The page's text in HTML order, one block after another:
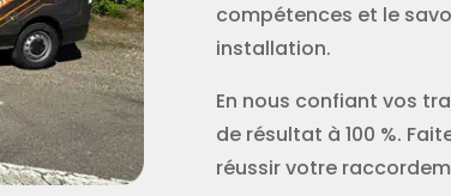
compétences et le
installation.
En nous confiant vos
de résultat à 100 %.
réussir votre